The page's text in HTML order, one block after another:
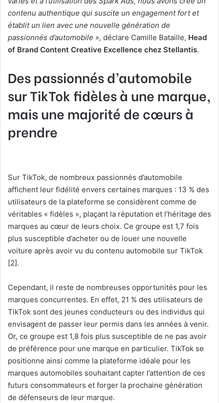
contenu authentique qui suscite un engagement fort et
établit un lien avec une nouvelle génération de
passionnés d’automobile », déclare Camille Bataille, Head
of Brand Content Creative Excellence chez Stellantis.
Des passionnés d’automobile
sur TikTok fidèles à une marque,
mais une majorité de cœurs à
prendre
Sur TikTok, de nombreux passionnés d’automobile
affichent leur fidélité envers certaines marques : 13 % des
utilisateurs de la plateforme se considèrent comme de
véritables « fidèles », plaçant la réputation et l’héritage des
marques au cœur de leurs choix. Ce groupe est 1,7 fois
plus susceptible d’acheter ou de louer une nouvelle
voiture après avoir vu du contenu automobile sur TikTok
[2].
Cependant, il reste de nombreuses opportunités pour les
marques concurrentes. En effet, 21 % des utilisateurs de
TikTok sont des jeunes conducteurs ou des individus qui
envisagent de passer leur permis dans les années à venir.
Or, ce groupe est 1,8 fois plus susceptible de ne pas avoir
de préférence pour une marque en particulier. TikTok se
positionne ainsi comme la plateforme idéale pour les
marques automobiles souhaitant capter l’attention de ces
futurs consommateurs et forger la prochaine génération
de défenseurs de leur marque.